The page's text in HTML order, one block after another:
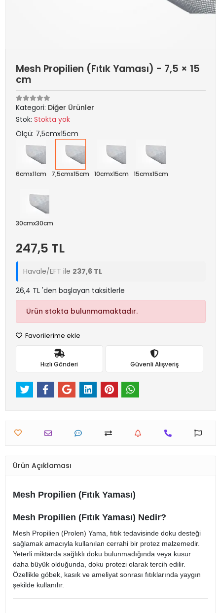
Mesh Propilien (Fıtık Yaması) - 7,5 × 15
cm
Kategori: Diğer Ürünler
Stok: Stokta yok
Ölçü: 7,5cmx15cm
6cmx11cm 7,5cmx15cm 10cmx15cm 15cmx15cm
30cmx30cm
247,5 TL
Havale/EFT ile 237,6 TL
26,4 TL 'den başlayan taksitlerle
Ürün stokta bulunmamaktadır.
Favorilerime ekle
Hızlı Gönderi Güvenli Alışveriş
Ürün Açıklaması
Mesh Propilien (Fıtık Yaması)
Mesh Propilien (Fıtık Yaması) Nedir?
Mesh Propilien (Prolen) Yama, fıtık tedavisinde doku desteği
sağlamak amacıyla kullanılan cerrahi bir protez malzemedir.
Yeterli miktarda sağlıklı doku bulunmadığında veya kusur
daha büyük olduğunda, doku protezi olarak tercih edilir.
Özellikle göbek, kasık ve ameliyat sonrası fıtıklarında yaygın
şekilde kullanılır.